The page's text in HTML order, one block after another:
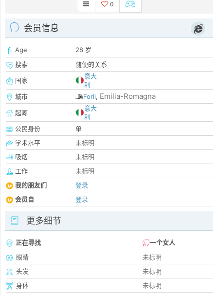
0
会员信息
Age
28 岁
搜索
随便的关系
国家
意大
利
城市
Forli, Emilia-Romagna
起源
意大
利
公民身份
单
学术水平
未标明
吸烟
未标明
工作
未标明
我的朋友们
登录
会员自
登录
更多细节
正在尋找
一个女人
眼睛
未标明
头发
未标明
身体
未标明